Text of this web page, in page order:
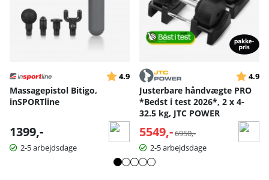
Vurdering:
4.9 ud af 5 stjerner
Massagepistol Bitigo,
inSPORTline
1399,-
2-5 arbejdsdage
4.9
Justerbare håndvægte PRO
*Bedst i test 2026*, 2 x 4-
32.5 kg, JTC POWER
5549,- Normalpris:
6950,-
2-5 arbejdsdage